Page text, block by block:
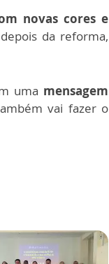
novas cores e
da reforma,
uma mensagem
vai fazer o